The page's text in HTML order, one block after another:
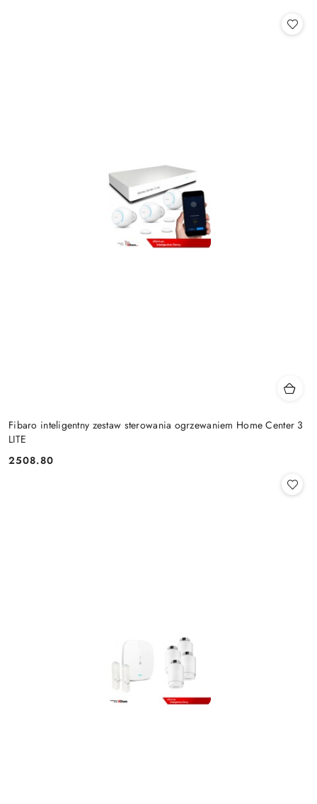
Fibaro inteligentny zestaw sterowania ogrzewaniem Home Center 3
LITE
Cena:
2508.80